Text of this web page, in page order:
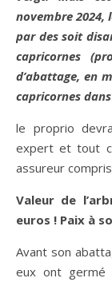
novembre
par des soit
capricornes
d’abattage, en
capricornes
le proprio
expert et tout
assureur
Valeur de
euros ! Paix à
Avant son
eux ont germé